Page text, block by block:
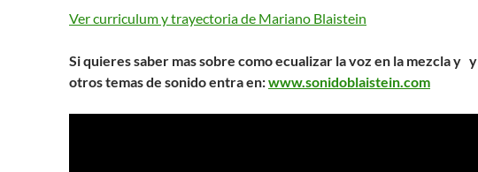
Ver curriculum y trayectoria de Mariano Blaistein
Si quieres saber mas sobre como ecualizar la voz en la mezcla y y
otros temas de sonido entra en:www.sonidoblaistein.com